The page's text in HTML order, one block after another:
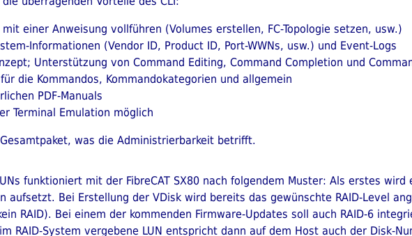
einer Anweisung vollführen (Volumes erstellen, FC-Topologie setzen, usw.)
Informationen (Vendor ID, Product ID, Port-WWNs, usw.) und Event-Logs
Unterstützung von Command Editing, Command Completion und
die Kommandos, Kommandokategorien und allgemein
PDF-Manuals
Terminal Emulation möglich
was die Administrierbarkeit betrifft.
funktioniert mit der FibreCAT SX80 nach folgendem Muster: Als erstes
aufsetzt. Bei Erstellung der VDisk wird bereits das gewünschte RAID-Level
RAID). Bei einem der kommenden Firmware-Updates soll auch RAID-6
RAID-System vergebene LUN entspricht dann auf dem Host auch der Disk-